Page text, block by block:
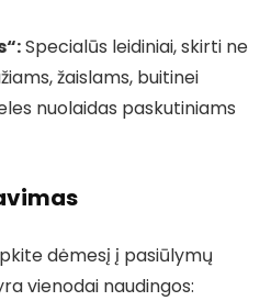
Specialūs leidiniai, skirti ne
žaislams, buitinei
nuolaidas paskutiniams
dėmesį į pasiūlymų
vienodai naudingos: